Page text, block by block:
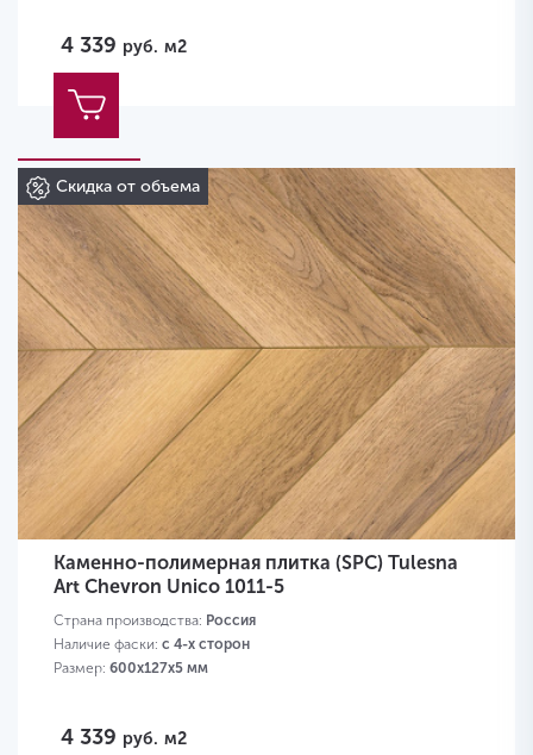
4 339 руб. м2
Скидка от объема
Каменно-полимерная плитка (SPC) Tulesna
Art Chevron Unico 1011-5
Страна производства: Россия
Наличие фаски: с 4-х сторон
Размер: 600х127х5 мм
4 339 руб. м2